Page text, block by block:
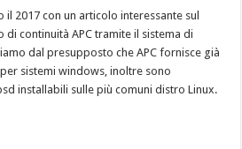
2017 con un articolo interessante sul
continuità APC tramite il sistema di
dal presupposto che APC fornisce già
sistemi windows, inoltre sono
installabili sulle più comuni distro Linux.